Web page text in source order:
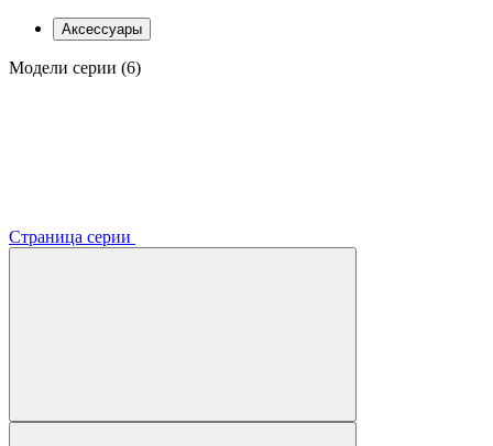
Аксессуары
Модели серии (6)
Страница серии